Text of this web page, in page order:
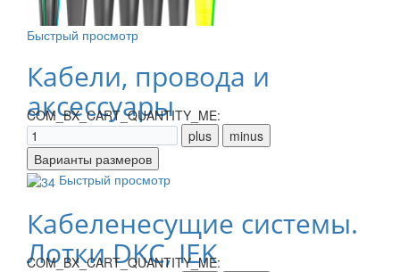
Быстрый просмотр
Кабели, провода и
аксессуары
COM_BX_CART_QUANTITY_ME:
Быстрый просмотр
Кабеленесущие системы.
Лотки DKC, IEK
COM_BX_CART_QUANTITY_ME: